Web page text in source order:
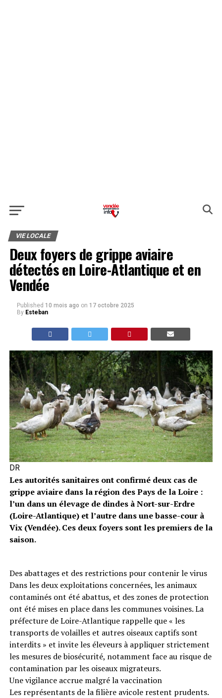
VIE LOCALE
Deux foyers de grippe aviaire
détectés en Loire-Atlantique et en
Vendée
Published 10 mois ago on 17 octobre 2025
By Esteban
DR
Les autorités sanitaires ont confirmé deux cas de
grippe aviaire dans la région des Pays de la Loire :
l’un dans un élevage de dindes à Nort-sur-Erdre
(Loire-Atlantique) et l’autre dans une basse-cour à
Vix (Vendée). Ces deux foyers sont les premiers de la
saison.
Des abattages et des restrictions pour contenir le virus
Dans les deux exploitations concernées, les animaux
contaminés ont été abattus, et des zones de protection
ont été mises en place dans les communes voisines. La
préfecture de Loire-Atlantique rappelle que « les
transports de volailles et autres oiseaux captifs sont
interdits » et invite les éleveurs à appliquer strictement
les mesures de biosécurité, notamment face au risque de
contamination par les oiseaux migrateurs.
Une vigilance accrue malgré la vaccination
Les représentants de la filière avicole restent prudents.